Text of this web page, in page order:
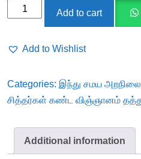
சித்தர்கள்
தத்துவம்
Add to cart
Add to Wishlist
Categories: இந்து சமய
சித்தர்கள் கண்ட விஞ்ஞானம்
Additional information